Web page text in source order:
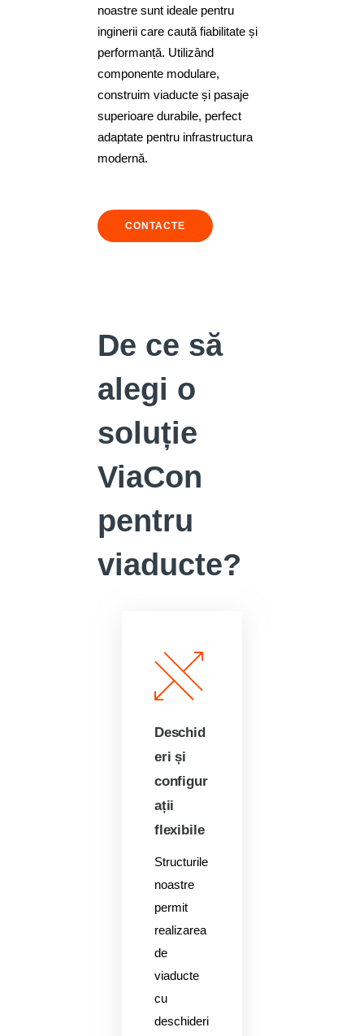
noastre sunt ideale pentru
inginerii care caută fiabilitate și
performanță. Utilizând
componente modulare,
construim viaducte și pasaje
superioare durabile, perfect
adaptate pentru infrastructura
modernă.
CONTACTE
De ce să
alegi o
soluție
ViaCon
pentru
viaducte?
Deschid
eri și
configur
ații
flexibile
Structurile
noastre
permit
realizarea
de
viaducte
cu
deschideri